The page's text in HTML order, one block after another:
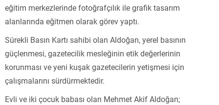
eğitim merkezlerinde fotoğrafçılık ile grafik tasarım
alanlarında eğitmen olarak görev yaptı.
Sürekli Basın Kartı sahibi olan Aldoğan, yerel basının
güçlenmesi, gazetecilik mesleğinin etik değerlerinin
korunması ve yeni kuşak gazetecilerin yetişmesi için
çalışmalarını sürdürmektedir.
Evli ve iki çocuk babası olan Mehmet Akif Aldoğan;